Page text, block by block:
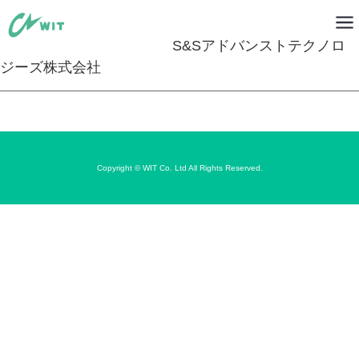
S&Sアドバンストテクノロ
ジーズ株式会社
Copyright © WIT Co. Ltd All Rights Reserved.